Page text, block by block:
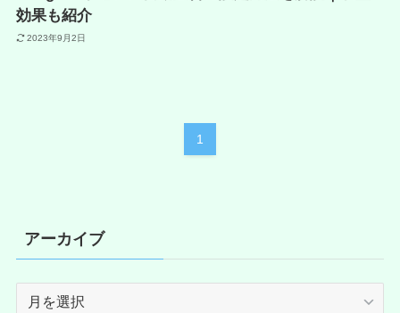
効果も紹介
2023年9月2日
1
アーカイブ